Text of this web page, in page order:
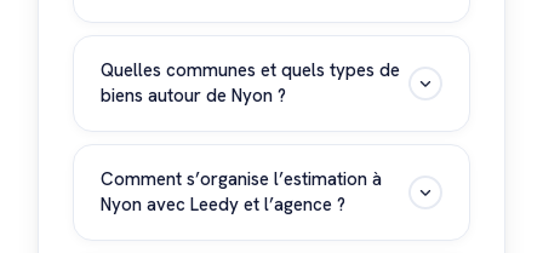
Sur la Côte, l’agence allie connaissance
fine du bassin nyonnais et accès à une
clientèle acheteuse exigeante. Leedy
structure votre dossier en amont (pré-
met en relation avec l’équipe la plus
adaptée. L’agence prend ensuite le relais
Quelles communes et quels types de
biens autour de Nyon ?
Nyon, Rolle, Gland, Coppet, Prangins et
environs. Villas, PPE de standing, attiques,
propriétés familiales et biens avec vue.
Portée locale et accès à des acheteurs
Comment s’organise l’estimation à
Nyon avec Leedy et l’agence ?